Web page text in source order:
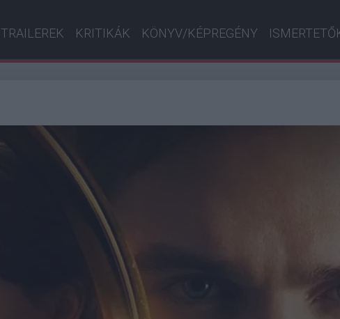
TRAILEREK KRITIKÁK KÖNYV/KÉPREGÉNY